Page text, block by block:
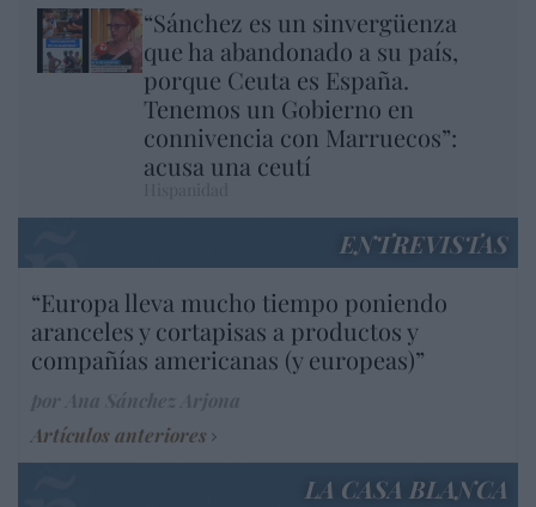
“Sánchez es un sinvergüenza
que ha abandonado a su país,
porque Ceuta es España.
Tenemos un Gobierno en
connivencia con Marruecos”:
acusa una ceutí
ENTREVISTAS
“Europa lleva mucho tiempo poniendo
aranceles y cortapisas a productos y
compañías americanas (y europeas)”
Artículos anteriores
LA CASA BLANCA